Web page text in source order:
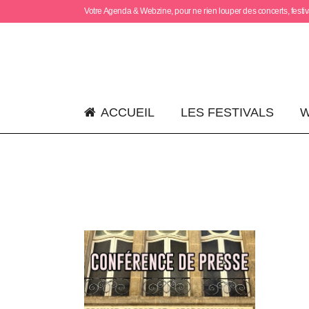
Votre Agenda & Webzine, pour ne rien louper des concerts,
ACCUEIL LES FESTIVALS